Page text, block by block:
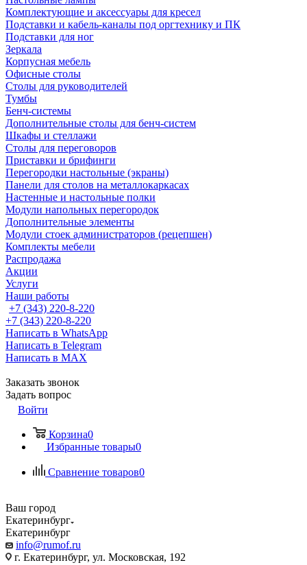
Комплектующие и аксессуары для кресел
Подставки и кабель-каналы под оргтехнику и ПК
Подставки для ног
Зеркала
Корпусная мебель
Офисные столы
Столы для руководителей
Тумбы
Бенч-системы
Дополнительные столы для бенч-систем
Шкафы и стеллажи
Столы для переговоров
Приставки и брифинги
Перегородки настольные (экраны)
Панели для столов на металлокаркасах
Настенные и настольные полки
Модули напольных перегородок
Дополнительные элементы
Модули стоек администраторов (рецепшен)
Комплекты мебели
Распродажа
Акции
Услуги
Наши работы
+7 (343) 220-8-220
+7 (343) 220-8-220
Написать в WhatsApp
Написать в Telegram
Написать в MAX
Заказать звонок
Задать вопрос
Войти
Корзина0
Избранные товары0
Сравнение товаров0
Ваш город
Екатеринбург
Екатеринбург
info@rumof.ru
г. Екатеринбург, ул. Московская, 192